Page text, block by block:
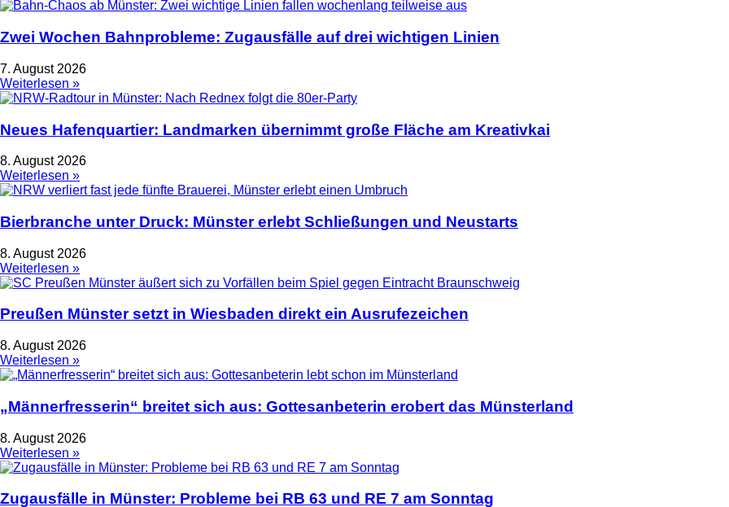
Zwei Wochen Bahnprobleme: Zugausfälle auf drei wichtigen Linien
7. August 2026
Weiterlesen »
Neues Hafenquartier: Landmarken übernimmt große Fläche am Kreativkai
8. August 2026
Weiterlesen »
Bierbranche unter Druck: Münster erlebt Schließungen und Neustarts
8. August 2026
Weiterlesen »
Preußen Münster setzt in Wiesbaden direkt ein Ausrufezeichen
8. August 2026
Weiterlesen »
„Männerfresserin“ breitet sich aus: Gottesanbeterin erobert das Münsterland
8. August 2026
Weiterlesen »
Zugausfälle in Münster: Probleme bei RB 63 und RE 7 am Sonntag